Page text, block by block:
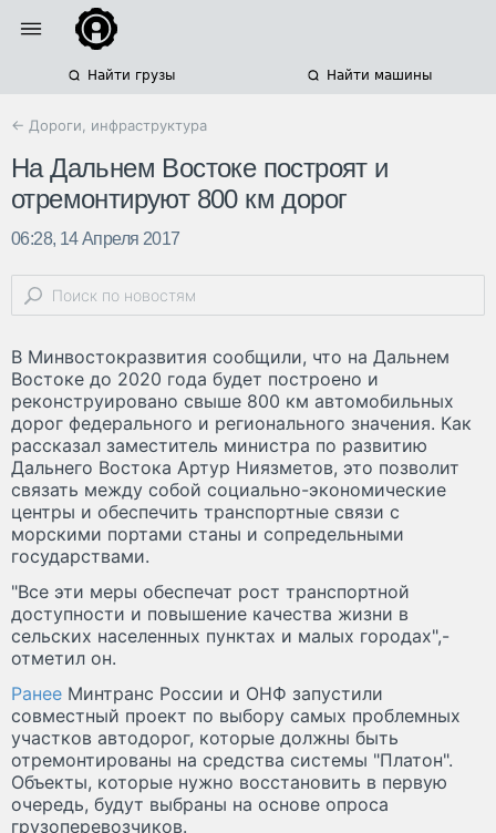
Найти грузы Найти машины
← Дороги, инфраструктура
На Дальнем Востоке построят и
отремонтируют 800 км дорог
06:28, 14 Апреля 2017
В Минвостокразвития сообщили, что на Дальнем
Востоке до 2020 года будет построено и
реконструировано свыше 800 км автомобильных
дорог федерального и регионального значения. Как
рассказал заместитель министра по развитию
Дальнего Востока Артур Ниязметов, это позволит
связать между собой социально-экономические
центры и обеспечить транспортные связи с
морскими портами станы и сопредельными
государствами.
"Все эти меры обеспечат рост транспортной
доступности и повышение качества жизни в
сельских населенных пунктах и малых городах",-
отметил он.
Ранее Минтранс России и ОНФ запустили
совместный проект по выбору самых проблемных
участков автодорог, которые должны быть
отремонтированы на средства системы "Платон".
Объекты, которые нужно восстановить в первую
очередь, будут выбраны на основе опроса
грузоперевозчиков.